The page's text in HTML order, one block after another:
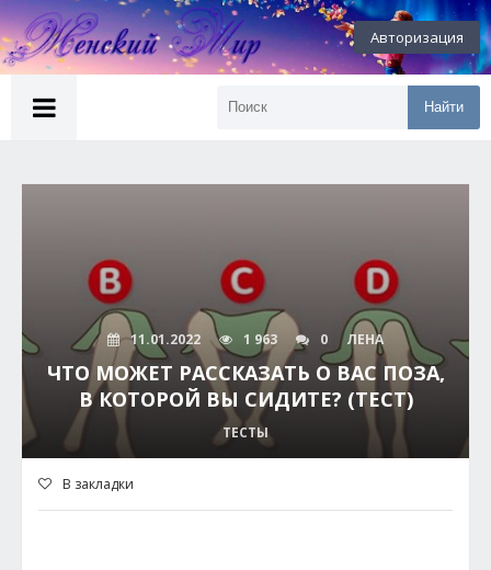
Авторизация
Найти
11.01.2022 1 963 0 ЛЕНА
ЧТО МОЖЕТ РАССКАЗАТЬ О ВАС ПОЗА,
В КОТОРОЙ ВЫ СИДИТЕ? (ТЕСТ)
ТЕСТЫ
В закладки